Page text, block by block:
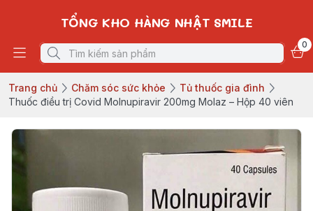
TỔNG KHO HÀNG NHẬT SMILE
0
Trang chủ Chăm sóc sức khỏe
Tủ thuốc gia đình
Thuốc điều trị Covid Molnupiravir 200mg Molaz – Hộp 40 viên